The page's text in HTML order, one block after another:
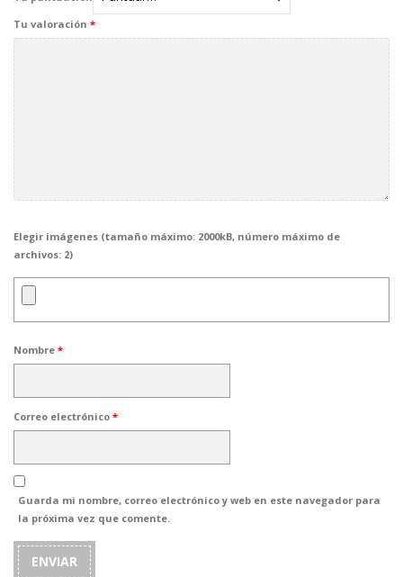
Tu valoración *
Elegir imágenes (tamaño máximo: 2000kB, número máximo de
archivos: 2)
Nombre *
Correo electrónico *
Guarda mi nombre, correo electrónico y web en este navegador para
la próxima vez que comente.